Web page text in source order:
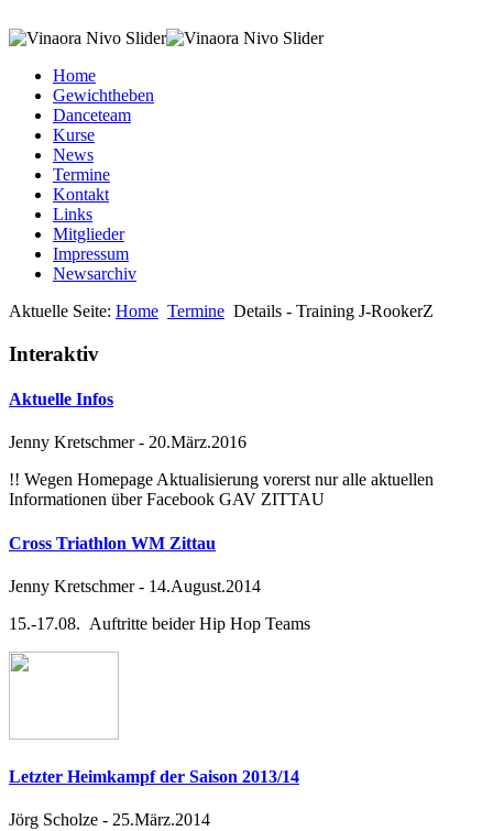
Home
Gewichtheben
Danceteam
Kurse
News
Termine
Kontakt
Links
Mitglieder
Impressum
Newsarchiv
Aktuelle Seite: Home Termine Details - Training J-RookerZ
Interaktiv
Aktuelle Infos
Jenny Kretschmer- 20.März.2016
!! Wegen Homepage Aktualisierung vorerst nur alle aktuellen
Informationen über Facebook GAV ZITTAU
Cross Triathlon WM Zittau
Jenny Kretschmer- 14.August.2014
15.-17.08. Auftritte beider Hip Hop Teams
Letzter Heimkampf der Saison 2013/14
Jörg Scholze - 25.März.2014